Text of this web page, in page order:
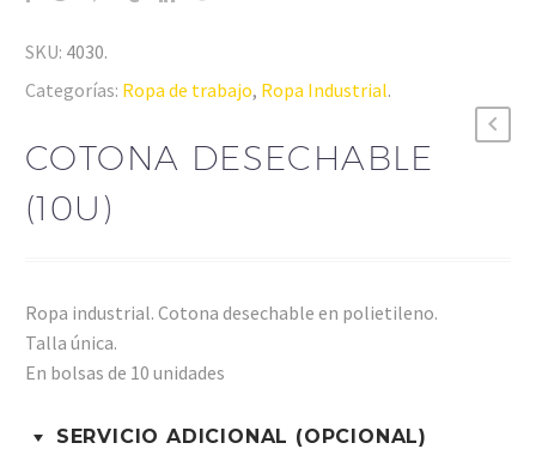
SKU: 4030.
Categorías: Ropa de trabajo, Ropa Industrial.
COTONA DESECHABLE
(10U)
Ropa industrial. Cotona desechable en polietileno.
Talla única.
En bolsas de 10 unidades
SERVICIO ADICIONAL (OPCIONAL)